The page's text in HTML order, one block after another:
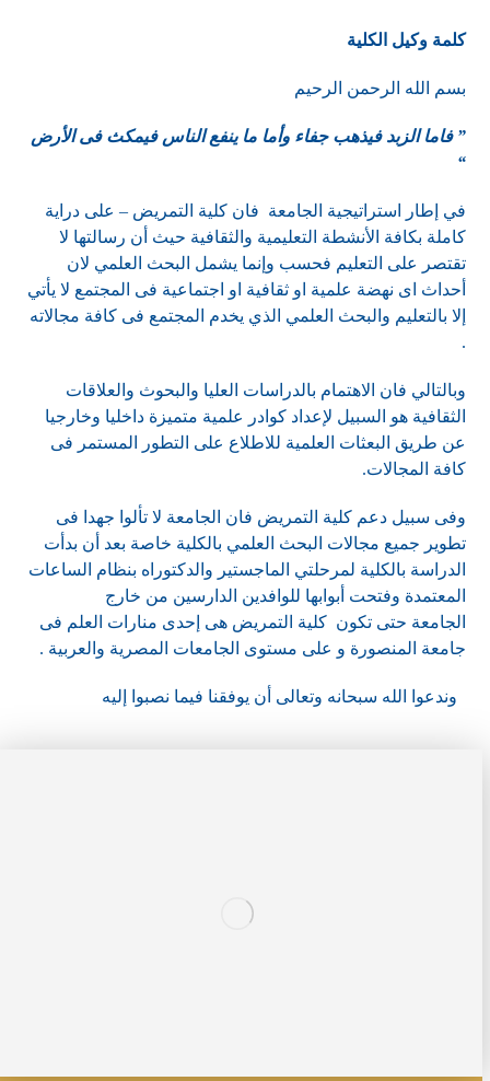
كلمة وكيل الكلية
بسم الله الرحمن الرحيم
” فاما الزبد فيذهب جفاء وأما ما ينفع الناس فيمكث فى الأرض
“
في إطار استراتيجية الجامعة فان كلية التمريض – على دراية
كاملة بكافة الأنشطة التعليمية والثقافية حيث أن رسالتها لا
تقتصر على التعليم فحسب وإنما يشمل البحث العلمي لان
أحداث اى نهضة علمية او ثقافية او اجتماعية فى المجتمع لا يأتي
إلا بالتعليم والبحث العلمي الذي يخدم المجتمع فى كافة مجالاته
.
وبالتالي فان الاهتمام بالدراسات العليا والبحوث والعلاقات
الثقافية هو السبيل لإعداد كوادر علمية متميزة داخليا وخارجيا
عن طريق البعثات العلمية للاطلاع على التطور المستمر فى
كافة المجالات.
وفى سبيل دعم كلية التمريض فان الجامعة لا تألوا جهدا فى
تطوير جميع مجالات البحث العلمي بالكلية خاصة بعد أن بدأت
الدراسة بالكلية لمرحلتي الماجستير والدكتوراه بنظام الساعات
المعتمدة وفتحت أبوابها للوافدين الدارسين من خارج
الجامعة حتى تكون كلية التمريض هى إحدى منارات العلم فى
جامعة المنصورة و على مستوى الجامعات المصرية والعربية .
وندعوا الله سبحانه وتعالى أن يوفقنا فيما نصبوا إليه